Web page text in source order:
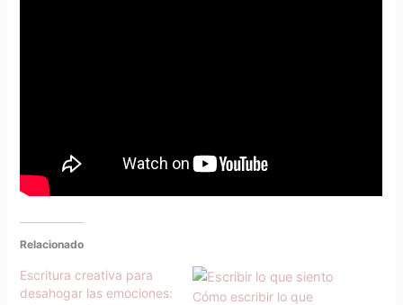
Relacionado
Escritura creativa para
desahogar las emociones:
Cómo escribir lo que